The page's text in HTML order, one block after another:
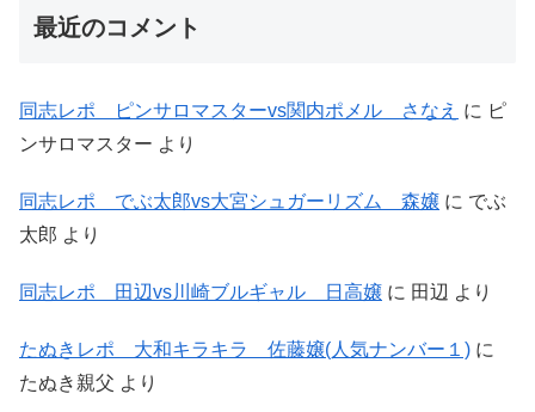
最近のコメント
同志レポ ピンサロマスターvs関内ポメル さなえ に ピ
ンサロマスター より
同志レポ でぶ太郎vs大宮シュガーリズム 森嬢 に でぶ
太郎 より
同志レポ 田辺vs川崎ブルギャル 日高嬢 に 田辺 より
たぬきレポ 大和キラキラ 佐藤嬢(人気ナンバー１) に
たぬき親父 より